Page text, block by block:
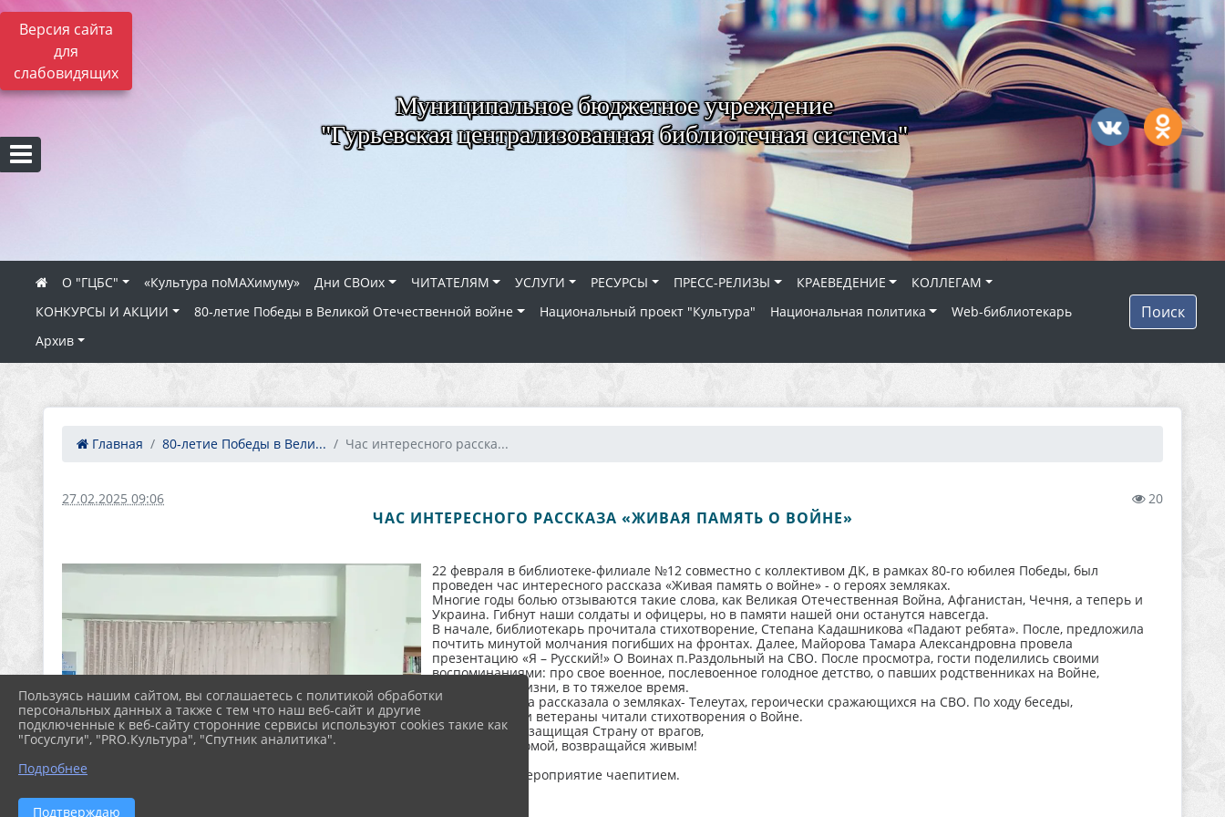
Версия сайта
для
слабовидящих
Муниципальное бюджетное учреждение
"Гурьевская централизованная библиотечная система"
О "ГЦБС" «Культура поMAXимуму» Дни СВОих ЧИТАТЕЛЯМ УСЛУГИ РЕСУРСЫ ПРЕСС-РЕЛИЗЫ КРАЕВЕДЕНИЕ
КОЛЛЕГАМ
КОНКУРСЫ И АКЦИИ
80‑летие Победы в Великой Отечественной войне Национальный проект "Культура" Национальная политика
Web-библиотекарь
Архив
Поиск
Главная 80‑летие Победы в Вели... Час интересного расска...
27.02.2025 09:06 20
ЧАС ИНТЕРЕСНОГО РАССКАЗА «ЖИВАЯ ПАМЯТЬ О ВОЙНЕ»
22 февраля в библиотеке-филиале №12 совместно с коллективом ДК, в рамках 80-го юбилея Победы, был
проведен час интересного рассказа «Живая память о войне» - о героях земляках.
Многие годы болью отзываются такие слова, как Великая Отечественная Война, Афганистан, Чечня, а теперь и
Украина. Гибнут наши солдаты и офицеры, но в памяти нашей они останутся навсегда.
В начале, библиотекарь прочитала стихотворение, Степана Кадашникова «Падают ребята». После, предложила
почтить минутой молчания погибших на фронтах. Далее, Майорова Тамара Александровна провела
презентацию «Я – Русский!» О Воинах п.Раздольный на СВО. После просмотра, гости поделились своими
воспоминаниями: про свое военное, послевоенное голодное детство, о павших родственниках на Войне,
историями о жизни, в то тяжелое время.
Раиса Ивановна рассказала о земляках- Телеутах, героически сражающихся на СВО. По ходу беседы,
библиотекарь и ветераны читали стихотворения о Войне.
Сильным будь, защищая Страну от врагов,
И с Победой, домой, возвращайся живым!
Закончилось мероприятие чаепитием.
Пользуясь нашим сайтом, вы соглашаетесь с политикой обработки
персональных данных а также с тем что наш веб-сайт и другие
подключенные к веб-сайту сторонние сервисы используют cookies такие как
"Госуслуги", "PRO.Культура", "Спутник аналитика".
Подробнее
Подтверждаю